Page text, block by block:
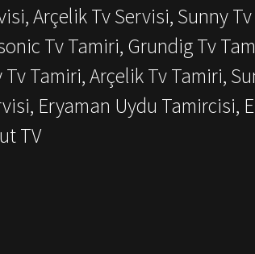
Arçelik Tv Servisi, Sunny
Tv Tamiri, Grundig Tv
Tamiri, Arçelik Tv Tamiri,
Eryaman Uydu Tamircisi,
TV